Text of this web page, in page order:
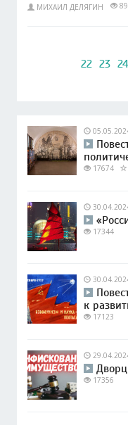
МИХАИЛ ДЕЛЯГИН
22 23 24
17674
17344
к
17123
17356